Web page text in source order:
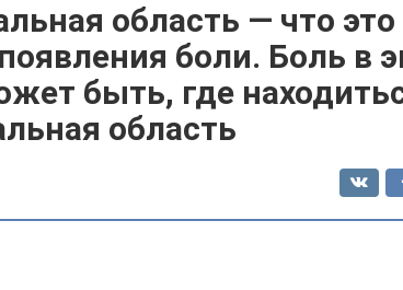
область — что это
боли. Боль в
быть, где
область